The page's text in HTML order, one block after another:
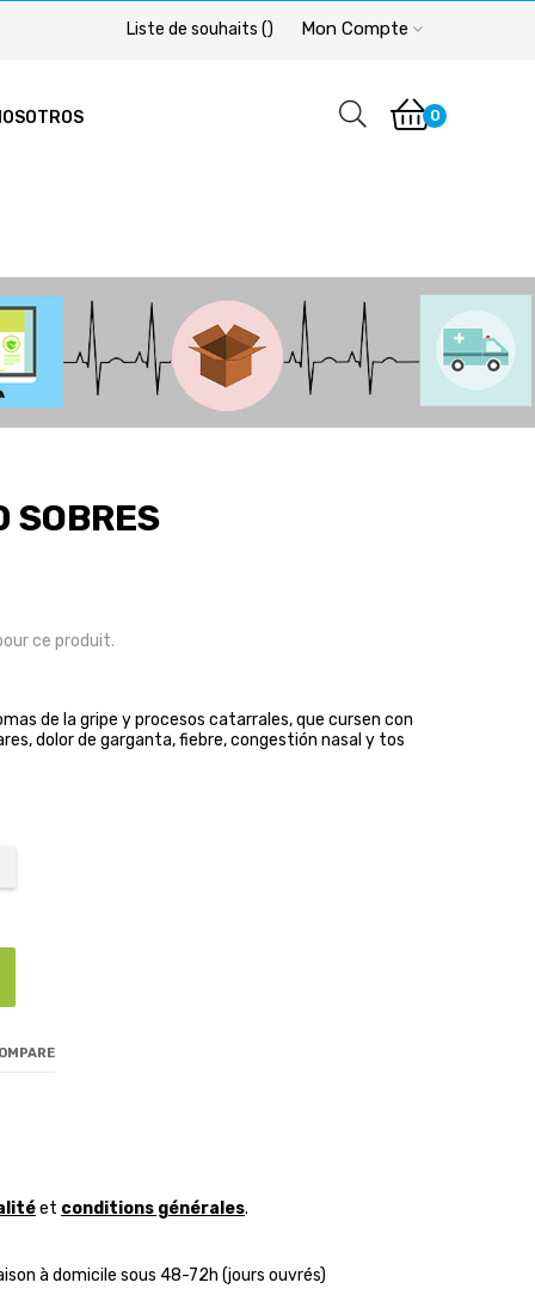
Mon Compte
Liste de souhaits ()
0
SOBRES
ce produit.
de la gripe y procesos catarrales, que cursen con
dolor de garganta, fiebre, congestión nasal y tos
et conditions générales.
à domicile sous 48-72h (jours ouvrés)